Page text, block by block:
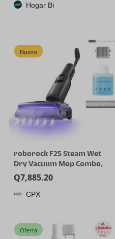
Hogar Bi
Nuevo
roborock F25 Steam Wet
Dry Vacuum Mop Combo,
356°F Cordless Steam
Cleaner | 25000 Pa Suction
for Hard Floor, 203°F Self-
Whole-House Cleaning, No
Tangle
Q7,885.20
CPX
Oferta